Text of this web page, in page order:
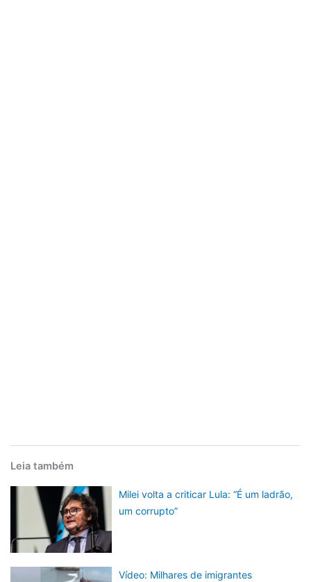
Leia também
Milei volta a criticar Lula: “É um ladrão,
um corrupto”
Vídeo: Milhares de imigrantes